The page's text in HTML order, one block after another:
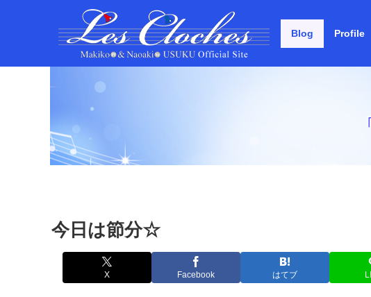
Blog Profile
今日は節分☆
X Facebook はてブ